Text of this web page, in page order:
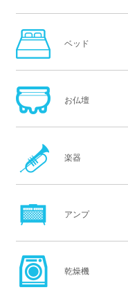
ベッド
お仏壇
楽器
アンプ
乾燥機